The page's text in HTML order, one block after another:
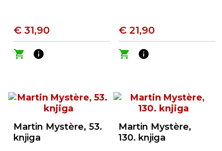
€ 31,90
shopping_cart
info
€ 21,90
shopping_cart
info
Martin Mystère, 53.
knjiga
Martin Mystère,
130. knjiga